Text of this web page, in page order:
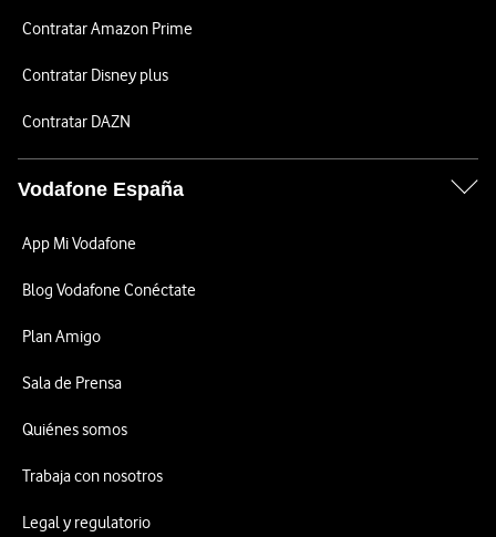
Contratar Amazon Prime
Contratar Disney plus
Contratar DAZN
Vodafone España
App Mi Vodafone
Blog Vodafone Conéctate
Plan Amigo
Sala de Prensa
Quiénes somos
Trabaja con nosotros
Legal y regulatorio